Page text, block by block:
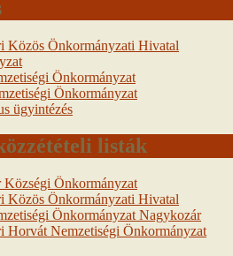
Közös Önkormányzati Hivatal
Önkormányzat
Önkormányzat
ügyintézés
listák
Községi Önkormányzat
Közös Önkormányzati Hivatal
Önkormányzat Nagykozár
Horvát Nemzetiségi Önkormányzat